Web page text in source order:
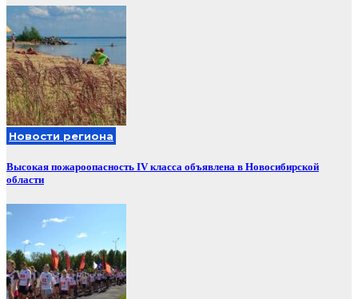
Новости региона
Высокая пожароопасность IV класса объявлена в Новосибирской
области